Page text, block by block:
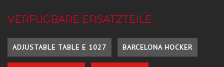
VERFÜGBARE ERSATZTEILE
ADJUSTABLE TABLE E 1027 BARCELONA HOCKER